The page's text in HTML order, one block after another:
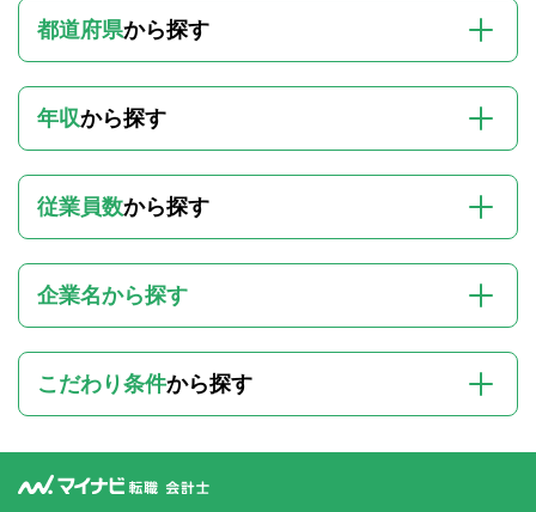
都道府県から探す
年収から探す
従業員数から探す
企業名から探す
こだわり条件から探す